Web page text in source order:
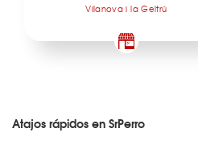
Vilanova i la Geltrú
Atajos rápidos en SrPerro